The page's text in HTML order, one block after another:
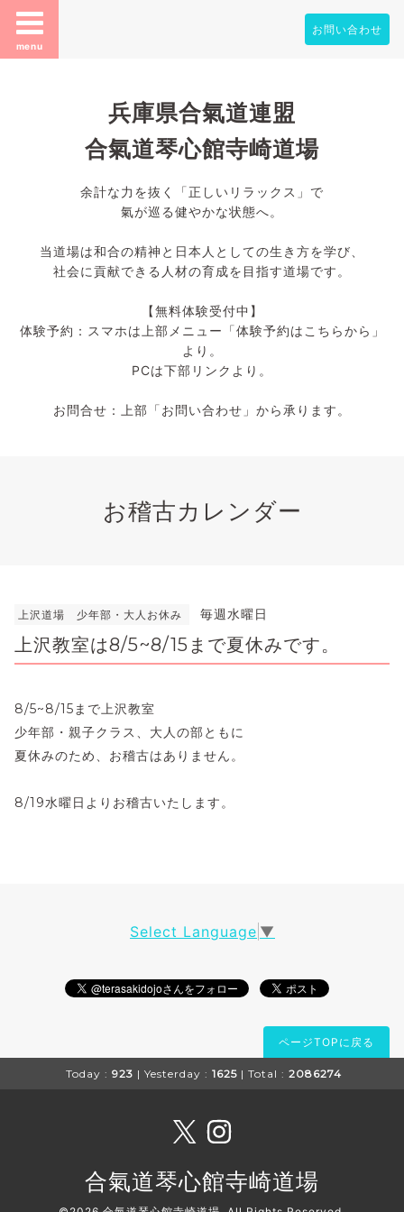
menu
お問い合わせ
兵庫県合氣道連盟
合氣道琴心館寺崎道場
余計な力を抜く「正しいリラックス」で
氣が巡る健やかな状態へ。
当道場は和合の精神と日本人としての生き方を学び、
社会に貢献できる人材の育成を目指す道場です。
【無料体験受付中】
体験予約：スマホは上部メニュー「体験予約はこちらから」
より。
PCは下部リンクより。
お問合せ：上部「お問い合わせ」から承ります。
お稽古カレンダー
上沢道場 少年部・大人お休み 毎週水曜日
上沢教室は8/5~8/15まで夏休みです。
8/5~8/15まで上沢教室
少年部・親子クラス、大人の部ともに
夏休みのため、お稽古はありません。
8/19水曜日よりお稽古いたします。
Select Language ▼
ページTOPに戻る
Today : 923 | Yesterday : 1625 | Total : 2086274
合氣道琴心館寺崎道場